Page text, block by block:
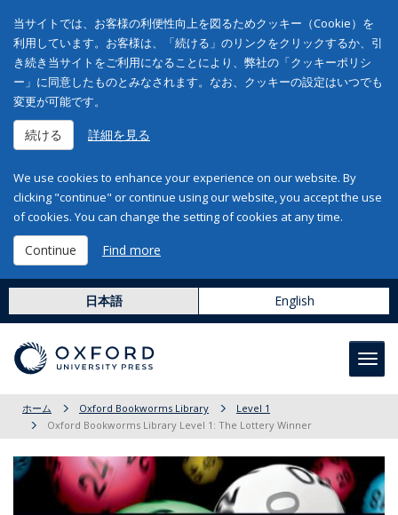
当サイトでは、お客様の利便性向上を図るためクッキー（Cookie）を
利用しています。お客様は、「続ける」のリンクをクリックするか、引
き続き当サイトをご利用になることにより、弊社の「クッキーポリシ
ー」に同意したものとみなされます。なお、クッキーの設定はいつでも
変更が可能です。
続ける 詳細を見る
We use cookies to enhance your experience on our website. By
clicking "continue" or continue using our website, you accept the use
of cookies. You can change the setting of cookies at any time.
Continue Find more
日本語 English
ホーム Oxford Bookworms Library
Level 1
Oxford Bookworms Library Level 1: The Lottery Winner